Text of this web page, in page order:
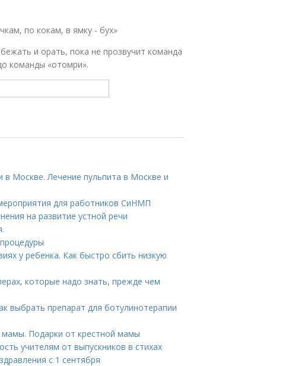
по кокам, в ямку - бух»
и орать, пока не прозвучит команда
команды «отомри».
в Москве. Лечение пульпита в Москве и
для работников СиНМП
на развитие устной речи
у ребенка. Как быстро сбить низкую
которые надо знать, прежде чем
выбрать препарат для ботулинотерапии
мамы. Подарки от крестной мамы
учителям от выпускников в стихах
с 1 сентября